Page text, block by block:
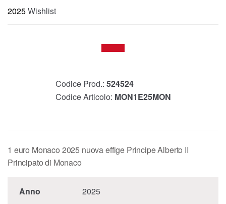
2025Wishlist
Codice Prod.: 524524
Codice Articolo: MON1E25MON
1 euro Monaco 2025 nuova effige Principe Alberto II
Principato di Monaco
Anno 2025